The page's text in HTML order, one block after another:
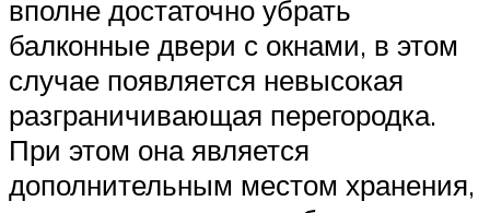
вполне достаточно убрать
балконные двери с окнами, в этом
случае появляется невысокая
разграничивающая перегородка.
При этом она является
дополнительным местом хранения,